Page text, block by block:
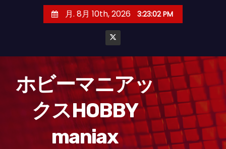
月. 8月 10th, 2026 3:23:04 PM
ホビーマニアッ
クスHOBBY
maniax